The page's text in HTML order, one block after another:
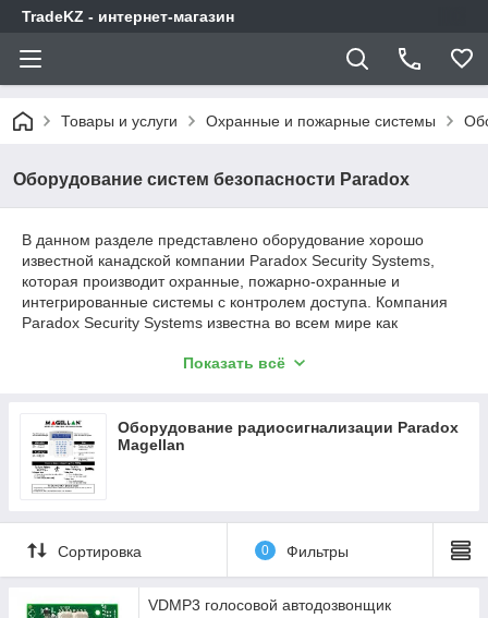
TradeKZ - интернет-магазин
Товары и услуги Охранные и пожарные системы
Оборудование систем безопасности Paradox
В данном разделе представлено оборудование хорошо
известной канадской компании Paradox Security Systems,
которая производит охранные, пожарно-охранные и
интегрированные системы с контролем доступа. Компания
Paradox Security Systems известна во всем мире как
использующий новейшие технологии в своей продукции.
Показать всё
Оборудование радиосигнализации Paradox
Magellan
Сортировка 0 Фильтры
VDMP3 голосовой автодозвонщик